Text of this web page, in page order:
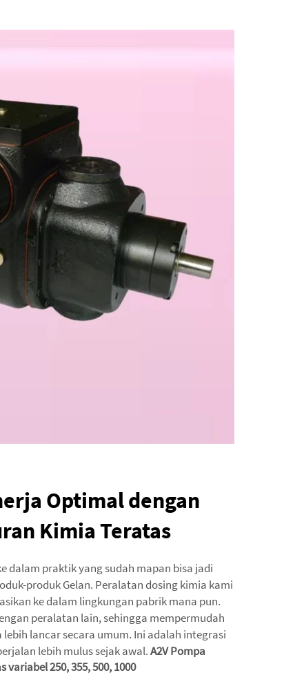
Optimal dengan
Kimia Teratas
dalam praktik yang sudah mapan bisa jadi
produk Gelan. Peralatan dosing kimia kami
ke dalam lingkungan pabrik mana pun.
peralatan lain, sehingga mempermudah
lancar secara umum. Ini adalah integrasi
lebih mulus sejak awal.A2V Pompa
250, 355, 500, 1000